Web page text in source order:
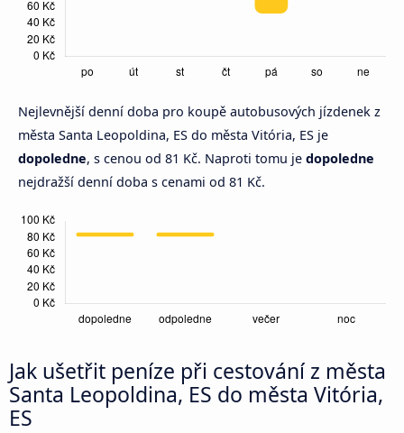
Nejlevnější denní doba pro koupě autobusových jízdenek z
města Santa Leopoldina, ES do města Vitória, ES je
dopoledne, s cenou od 81 Kč. Naproti tomu je dopoledne
nejdražší denní doba s cenami od 81 Kč.
Jak ušetřit peníze při cestování z města
Santa Leopoldina, ES do města Vitória,
ES